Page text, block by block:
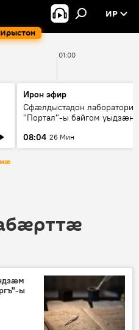
ИР
01:00
Ирон эфир
Сфæлдыстадон лаборатори
"Портал"-ы байгом уыдзæн
Æхсары куыстыты равдыст
08:04 26 Мин
ы